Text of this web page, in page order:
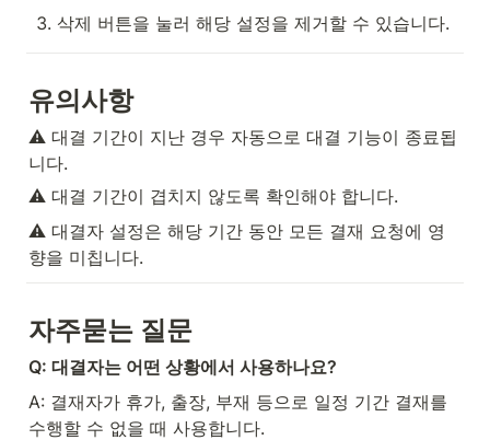
삭제 버튼을 눌러 해당 설정을 제거할 수 있습니다.
유의사항
⚠️ 대결 기간이 지난 경우 자동으로 대결 기능이 종료됩
니다.
⚠️ 대결 기간이 겹치지 않도록 확인해야 합니다.
⚠️ 대결자 설정은 해당 기간 동안 모든 결재 요청에 영
향을 미칩니다.
자주묻는 질문
Q: 대결자는 어떤 상황에서 사용하나요?
A: 결재자가 휴가, 출장, 부재 등으로 일정 기간 결재를
수행할 수 없을 때 사용합니다.